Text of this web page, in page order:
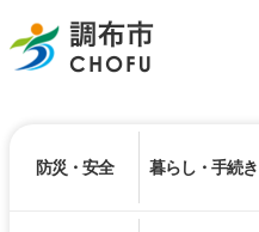
調布市
防災・安全 暮らし・手続き